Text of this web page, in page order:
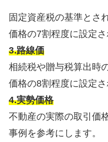
固定資産税の基準とさ
価格の7割程度に設定さ
3.路線価
相続税や贈与税算出時
価格の8割程度に設定さ
4.実勢価格
不動産の実際の取引価
事例を参考にします。